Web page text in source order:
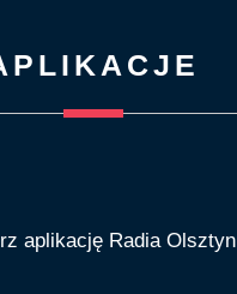
aplikację Radia Olsztyn